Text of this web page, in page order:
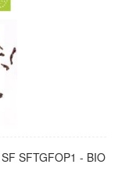
SFTGFOP1 - BIO